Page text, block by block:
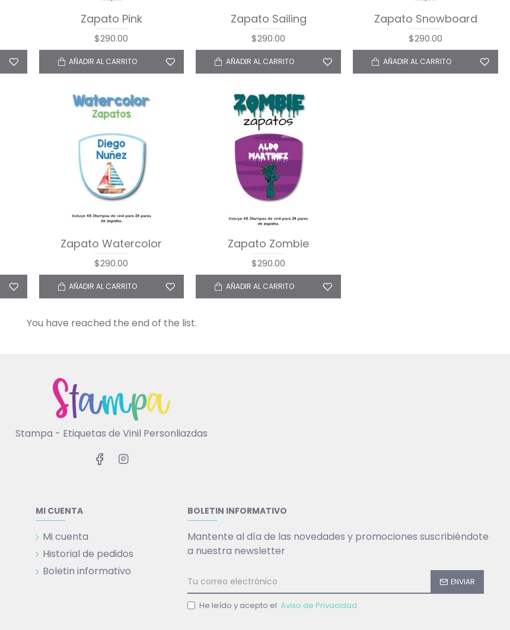
Zapato Pink
$290.00
AÑADIR AL CARRITO
Zapato Sailing
$290.00
AÑADIR AL CARRITO
Zapato Snowboard
$290.00
AÑADIR AL CARRITO
Zapato Watercolor
$290.00
AÑADIR AL CARRITO
Zapato Zombie
$290.00
AÑADIR AL CARRITO
You have reached the end of the list.
Stampa - Etiquetas de Vinil Personliazdas
MI CUENTA
Mi cuenta
Historial de pedidos
Boletin informativo
BOLETIN INFORMATIVO
Mantente al día de las novedades y promociones suscribiéndote
a nuestra newsletter
ENVIAR
He leído y acepto el Aviso de Privacidad